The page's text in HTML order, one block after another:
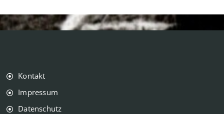
Kontakt
Impressum
Datenschutz